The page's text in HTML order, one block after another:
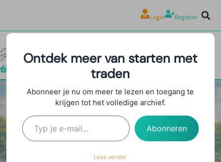
Login Register
Trading Bots:
Geautomatiseerd Traden
met Algoritmes
Ontdek meer van starten met
traden
Abonneer je nu om meer te lezen en toegang te
krijgen tot het volledige archief.
Abonneren
Lees verder